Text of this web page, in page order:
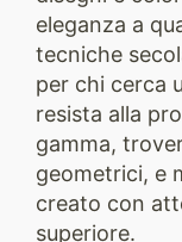
eleganza a
tecniche
per chi cerca
resista alla
gamma,
geometrici, e
creato con
superiore.